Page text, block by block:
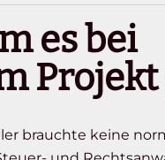
es bei
brauchte keine